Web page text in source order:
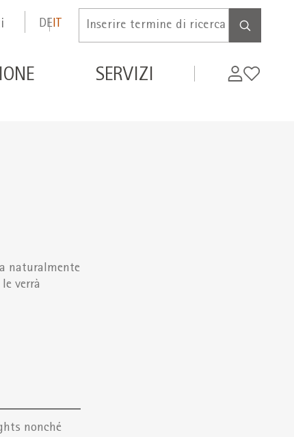
DEIT
Inserire
ricerca
SERVIZI
MyWishlist
naturalmente
verrà
nonché